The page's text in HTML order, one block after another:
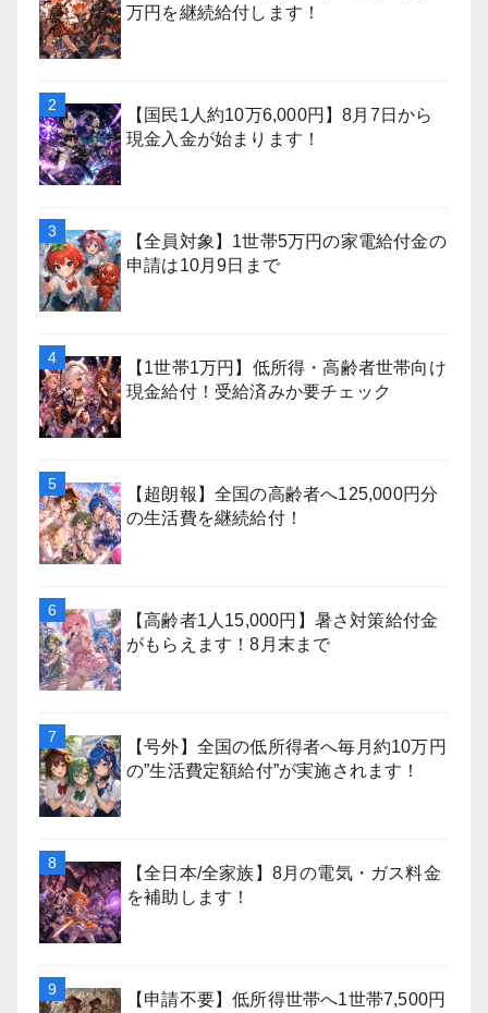
万円を継続給付します！
【国民1人約10万6,000円】8月7日から
現金入金が始まります！
【全員対象】1世帯5万円の家電給付金の
申請は10月9日まで
【1世帯1万円】低所得・高齢者世帯向け
現金給付！受給済みか要チェック
【超朗報】全国の高齢者へ125,000円分
の生活費を継続給付！
【高齢者1人15,000円】暑さ対策給付金
がもらえます！8月末まで
【号外】全国の低所得者へ毎月約10万円
の”生活費定額給付”が実施されます！
【全日本/全家族】8月の電気・ガス料金
を補助します！
【申請不要】低所得世帯へ1世帯7,500円